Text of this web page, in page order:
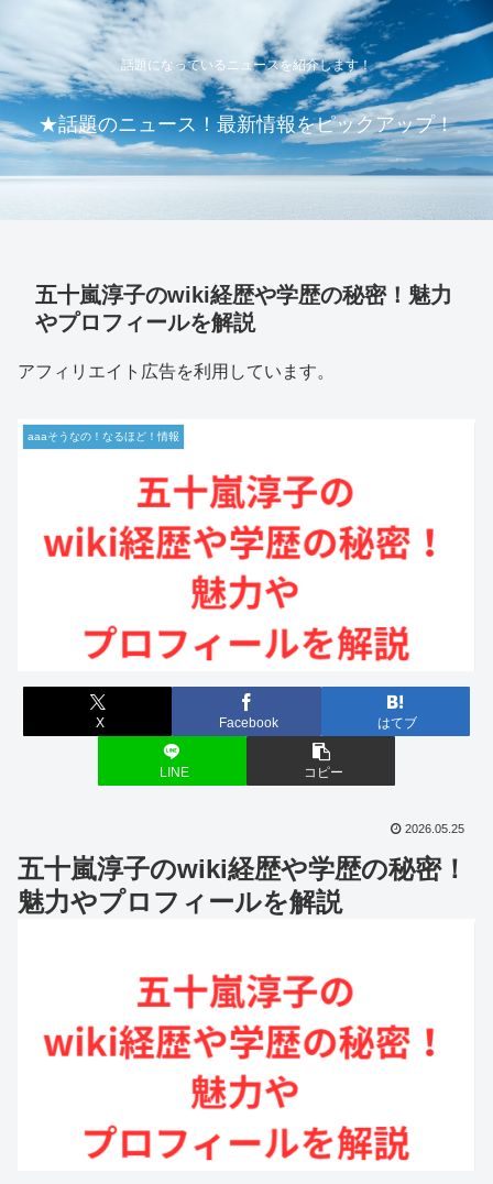
話題になっているニュースを紹介します！
★話題のニュース！最新情報をピックアップ！
五十嵐淳子のwiki経歴や学歴の秘密！魅力
やプロフィールを解説
アフィリエイト広告を利用しています。
aaaそうなの！なるほど！情報
X Facebook はてブ
LINE コピー
2026.05.25
五十嵐淳子のwiki経歴や学歴の秘密！
魅力やプロフィールを解説